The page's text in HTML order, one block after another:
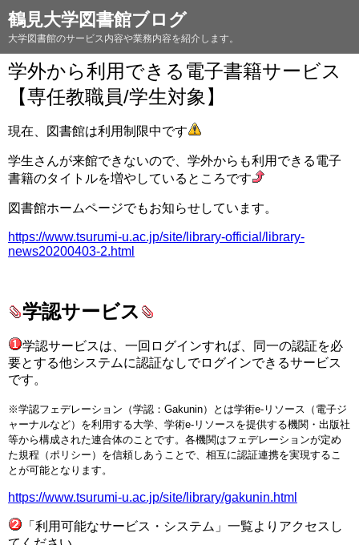
鶴見大学図書館ブログ
大学図書館のサービス内容や業務内容を紹介します。
学外から利用できる電子書籍サービス
【専任教職員/学生対象】
現在、図書館は利用制限中です
学生さんが来館できないので、学外からも利用できる電子
書籍のタイトルを増やしているところです
図書館ホームページでもお知らせしています。
https://www.tsurumi-u.ac.jp/site/library-official/library-
news20200403-2.html
学認サービス
学認サービスは、一回ログインすれば、同一の認証を必
要とする他システムに認証なしでログインできるサービス
です。
※学認フェデレーション（学認：Gakunin）とは学術e-リソース（電子ジ
ャーナルなど）を利用する大学、学術e-リソースを提供する機関・出版社
等から構成された連合体のことです。各機関はフェデレーションが定め
た規程（ポリシー）を信頼しあうことで、相互に認証連携を実現するこ
とが可能となります。
https://www.tsurumi-u.ac.jp/site/library/gakunin.html
「利用可能なサービス・システム」一覧よりアクセスし